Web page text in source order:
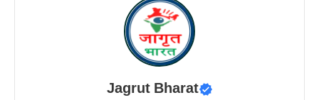
Jagrut Bharat